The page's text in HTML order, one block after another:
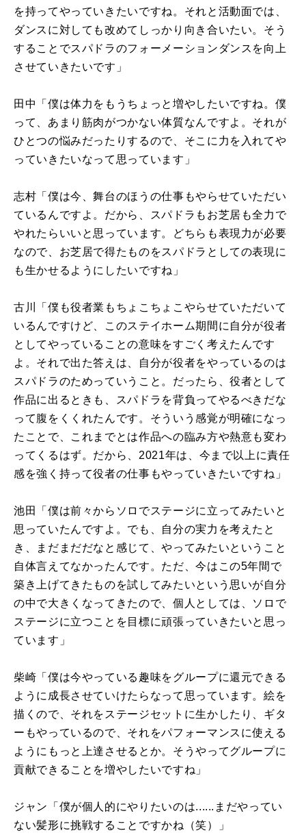
を持ってやっていきたいですね。それと活動面では、
ダンスに対しても改めてしっかり向き合いたい。そう
することでスパドラのフォーメーションダンスを向上
させていきたいです」
田中「僕は体力をもうちょっと増やしたいですね。僕
って、あまり筋肉がつかない体質なんですよ。それが
ひとつの悩みだったりするので、そこに力を入れてや
っていきたいなって思っています」
志村「僕は今、舞台のほうの仕事もやらせていただい
ているんですよ。だから、スパドラもお芝居も全力で
やれたらいいと思っています。どちらも表現力が必要
なので、お芝居で得たものをスパドラとしての表現に
も生かせるようにしたいですね」
古川「僕も役者業もちょこちょこやらせていただいて
いるんですけど、このステイホーム期間に自分が役者
としてやっていることの意味をすごく考えたんです
よ。それで出た答えは、自分が役者をやっているのは
スパドラのためっていうこと。だったら、役者として
作品に出るときも、スパドラを背負ってやるべきだな
って腹をくくれたんです。そういう感覚が明確になっ
たことで、これまでとは作品への臨み方や熱意も変わ
ってくるはず。だから、2021年は、今まで以上に責任
感を強く持って役者の仕事もやっていきたいですね」
池田「僕は前々からソロでステージに立ってみたいと
思っていたんですよ。でも、自分の実力を考えたと
き、まだまだだなと感じて、やってみたいということ
自体言えてなかったんです。ただ、今はこの5年間で
築き上げてきたものを試してみたいという思いが自分
の中で大きくなってきたので、個人としては、ソロで
ステージに立つことを目標に頑張っていきたいと思っ
ています」
柴崎「僕は今やっている趣味をグループに還元できる
ように成長させていけたらなって思っています。絵を
描くので、それをステージセットに生かしたり、ギタ
ーもやっているので、それをパフォーマンスに使える
ようにもっと上達させるとか。そうやってグループに
貢献できることを増やしたいですね」
ジャン「僕が個人的にやりたいのは......まだやってい
ない髪形に挑戦することですかね（笑）」